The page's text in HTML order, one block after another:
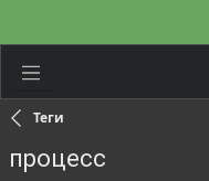
Теги
процесс